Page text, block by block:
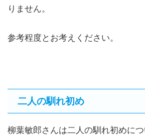
りません。
参考程度とお考えください。
二人の馴れ初め
柳葉敏郎さんは二人の馴れ初めに